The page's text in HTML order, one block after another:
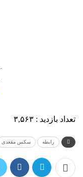
تعداد بازدید : ۳,۵۶۳
رابطه سکس مقعدی